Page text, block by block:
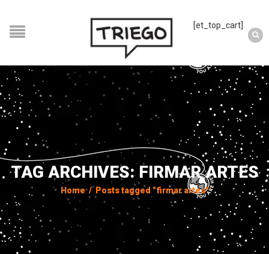
[et_top_cart]
TAG ARCHIVES: FIRMAR ARTES
Home / Posts tagged "firmar artes"